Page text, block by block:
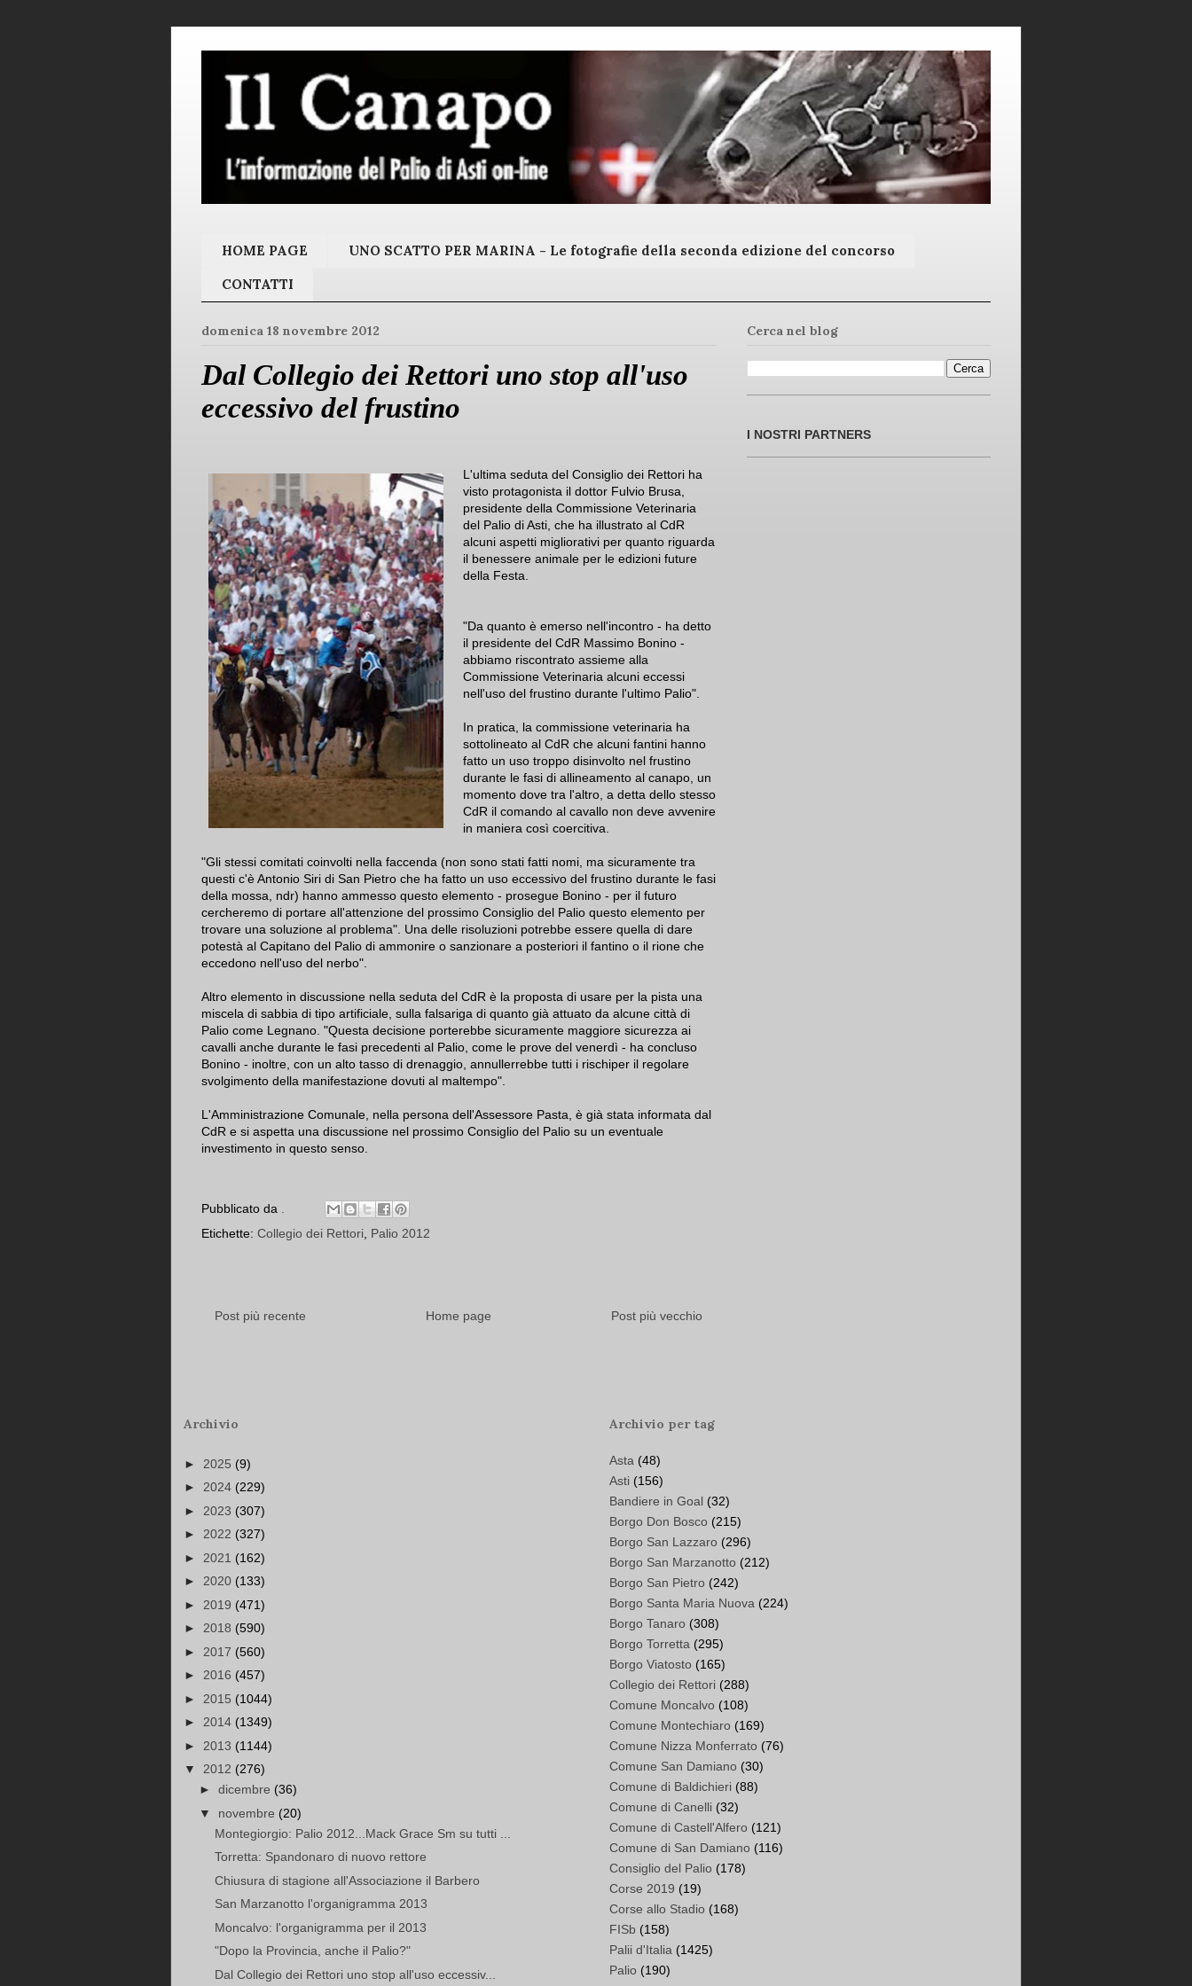
HOME PAGE UNO SCATTO PER MARINA - Le fotografie della seconda edizione del concorso
CONTATTI
domenica 18 novembre 2012
Dal Collegio dei Rettori uno stop all'uso
eccessivo del frustino
L'ultima seduta del Consiglio dei Rettori ha
visto protagonista il dottor Fulvio Brusa,
presidente della Commissione Veterinaria
del Palio di Asti, che ha illustrato al CdR
alcuni aspetti migliorativi per quanto riguarda
il benessere animale per le edizioni future
della Festa.
"Da quanto è emerso nell'incontro - ha detto
il presidente del CdR Massimo Bonino -
abbiamo riscontrato assieme alla
Commissione Veterinaria alcuni eccessi
nell'uso del frustino durante l'ultimo Palio".
In pratica, la commissione veterinaria ha
sottolineato al CdR che alcuni fantini hanno
fatto un uso troppo disinvolto nel frustino
durante le fasi di allineamento al canapo, un
momento dove tra l'altro, a detta dello stesso
CdR il comando al cavallo non deve avvenire
in maniera così coercitiva.
"Gli stessi comitati coinvolti nella faccenda (non sono stati fatti nomi, ma sicuramente tra
questi c'è Antonio Siri di San Pietro che ha fatto un uso eccessivo del frustino durante le fasi
della mossa, ndr) hanno ammesso questo elemento - prosegue Bonino - per il futuro
cercheremo di portare all'attenzione del prossimo Consiglio del Palio questo elemento per
trovare una soluzione al problema". Una delle risoluzioni potrebbe essere quella di dare
potestà al Capitano del Palio di ammonire o sanzionare a posteriori il fantino o il rione che
eccedono nell'uso del nerbo".
Altro elemento in discussione nella seduta del CdR è la proposta di usare per la pista una
miscela di sabbia di tipo artificiale, sulla falsariga di quanto già attuato da alcune città di
Palio come Legnano. "Questa decisione porterebbe sicuramente maggiore sicurezza ai
cavalli anche durante le fasi precedenti al Palio, come le prove del venerdì - ha concluso
Bonino - inoltre, con un alto tasso di drenaggio, annullerrebbe tutti i rischiper il regolare
svolgimento della manifestazione dovuti al maltempo".
L'Amministrazione Comunale, nella persona dell'Assessore Pasta, è già stata informata dal
CdR e si aspetta una discussione nel prossimo Consiglio del Palio su un eventuale
investimento in questo senso.
Pubblicato da
Etichette: Collegio dei Rettori, Palio 2012
Post più recente Post più vecchio
Home page
Cerca nel blog
I NOSTRI PARTNERS
Archivio
► 2025 (9)
► 2024 (229)
► 2023 (307)
► 2022 (327)
► 2021 (162)
► 2020 (133)
► 2019 (471)
► 2018 (590)
► 2017 (560)
► 2016 (457)
► 2015 (1044)
► 2014 (1349)
► 2013 (1144)
▼ 2012 (276)
► dicembre (36)
▼ novembre (20)
Montegiorgio: Palio 2012...Mack Grace Sm su tutti ...
Torretta: Spandonaro di nuovo rettore
Chiusura di stagione all'Associazione il Barbero
San Marzanotto l'organigramma 2013
Moncalvo: l'organigramma per il 2013
"Dopo la Provincia, anche il Palio?"
Dal Collegio dei Rettori uno stop all'uso eccessiv...
Archivio per tag
Asta (48)
Asti (156)
Bandiere in Goal (32)
Borgo Don Bosco (215)
Borgo San Lazzaro (296)
Borgo San Marzanotto (212)
Borgo San Pietro (242)
Borgo Santa Maria Nuova (224)
Borgo Tanaro (308)
Borgo Torretta (295)
Borgo Viatosto (165)
Collegio dei Rettori (288)
Comune Moncalvo (108)
Comune Montechiaro (169)
Comune Nizza Monferrato (76)
Comune San Damiano (30)
Comune di Baldichieri (88)
Comune di Canelli (32)
Comune di Castell'Alfero (121)
Comune di San Damiano (116)
Consiglio del Palio (178)
Corse 2019 (19)
Corse allo Stadio (168)
FISb (158)
Palii d'Italia (1425)
Palio (190)